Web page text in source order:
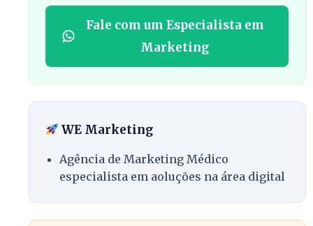
Fale com um Especialista em
Marketing
WE Marketing
Agência de Marketing Médico
especialista em aoluções na área digital